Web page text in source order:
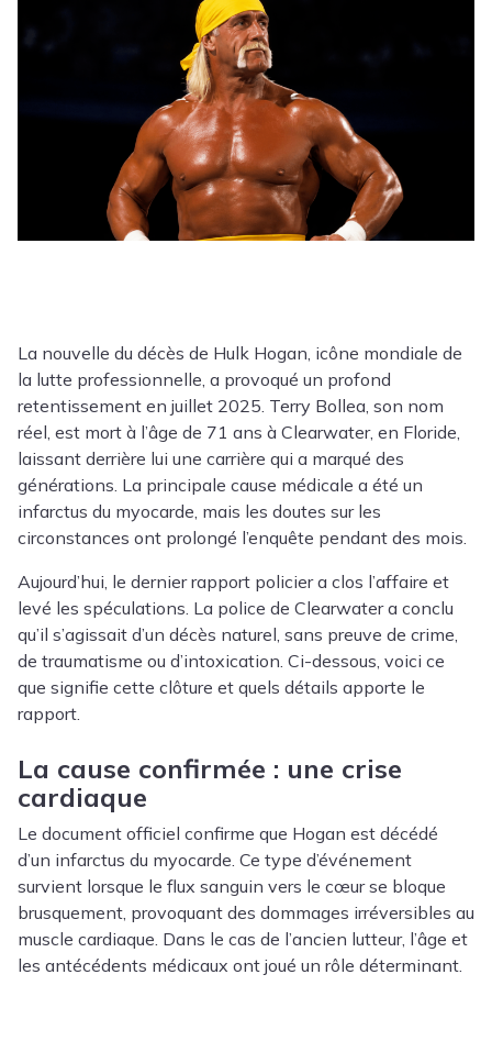
La nouvelle du décès de Hulk Hogan, icône mondiale de
la lutte professionnelle, a provoqué un profond
retentissement en juillet 2025. Terry Bollea, son nom
réel, est mort à l’âge de 71 ans à Clearwater, en Floride,
laissant derrière lui une carrière qui a marqué des
générations. La principale cause médicale a été un
infarctus du myocarde, mais les doutes sur les
circonstances ont prolongé l’enquête pendant des mois.
Aujourd’hui, le dernier rapport policier a clos l’affaire et
levé les spéculations. La police de Clearwater a conclu
qu’il s’agissait d’un décès naturel, sans preuve de crime,
de traumatisme ou d’intoxication. Ci-dessous, voici ce
que signifie cette clôture et quels détails apporte le
rapport.
La cause confirmée : une crise
cardiaque
Le document officiel confirme que Hogan est décédé
d’un infarctus du myocarde. Ce type d’événement
survient lorsque le flux sanguin vers le cœur se bloque
brusquement, provoquant des dommages irréversibles au
muscle cardiaque. Dans le cas de l’ancien lutteur, l’âge et
les antécédents médicaux ont joué un rôle déterminant.